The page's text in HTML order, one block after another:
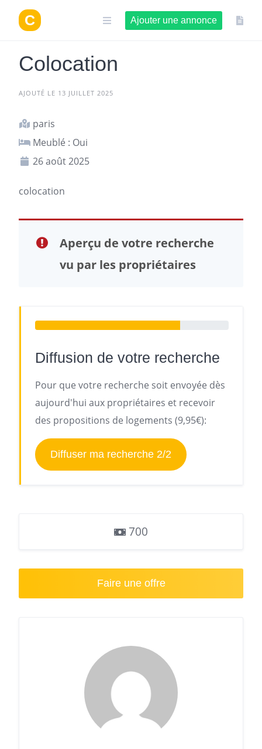
contenu
Ajouter une annonce
Colocation
AJOUTÉ LE 13 JUILLET 2025
paris
Meublé : Oui
26 août 2025
colocation
Aperçu de votre recherche
vu par les propriétaires
Diffusion de votre recherche
Pour que votre recherche soit envoyée dès
aujourd'hui aux propriétaires et recevoir
des propositions de logements (9,95€):
Diffuser ma recherche 2/2
700
Faire une offre